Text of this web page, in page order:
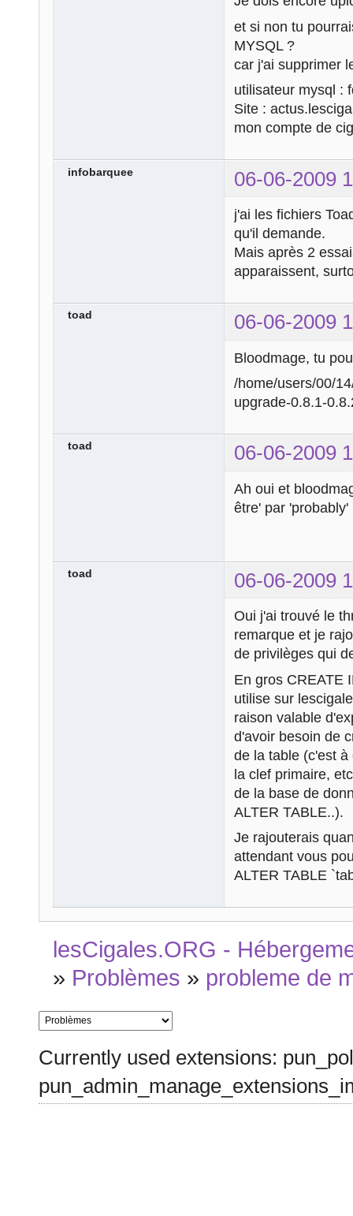
et si non tu
MYSQL ?
car j'ai supprimer
utilisateur mysql :
Site :
mon compte de
infobarquee 06-06-2009
j'ai les fichiers
qu'il demande.
Mais après 2
apparaissent,
toad 06-06-2009
Bloodmage, tu
/home/users/00/
upgrade-0.8.1-
toad 06-06-2009
Ah oui et
être' par
toad 06-06-2009
Oui j'ai trouvé le
remarque et je
de privilèges qui
En gros CREATE
utilise sur
raison valable
d'avoir besoin de
de la table (c'est
la clef primaire,
de la base de
ALTER TABLE..).
Je rajouterais
attendant vous
ALTER TABLE
lesCigales.ORG -
» Problèmes » probleme de
Currently used extensions: